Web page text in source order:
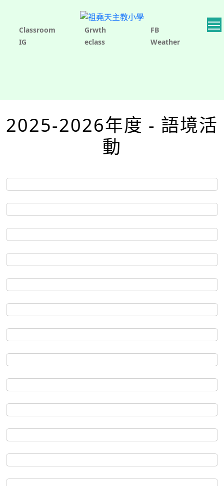
Classroom Grwth
FB
IG
eclass Weather
2025-2026年度 - 語境活
動